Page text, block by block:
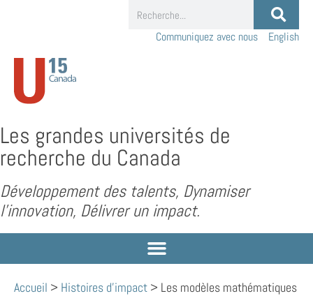
Communiquez avec nous English
Les grandes universités de
recherche du Canada
Développement des talents, Dynamiser
l’innovation, Délivrer un impact.
Accueil > Histoires d'impact > Les modèles mathématiques